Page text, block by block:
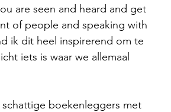
are seen and heard and get
of people and speaking with
ik dit heel inspirerend om te
iets is waar we allemaal
boekenleggers met